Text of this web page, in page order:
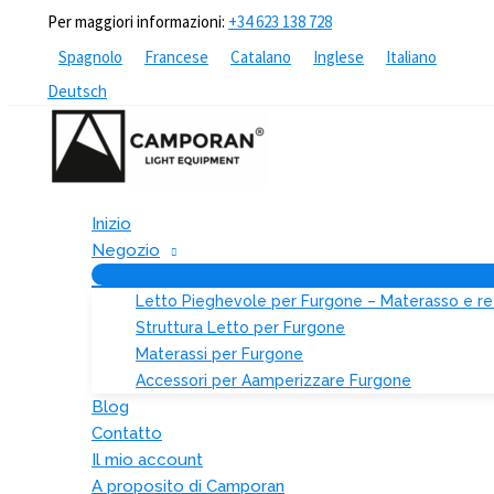
contenuto
Per maggiori informazioni: +34 623 138 728
Spagnolo
Francese Catalano Inglese
Italiano
Deutsch
Inizio
Negozio
Letto Pieghevole per Furgone – Materasso e
Struttura Letto per Furgone
Materassi per Furgone
Accessori per Aamperizzare Furgone
Blog
Contatto
Il mio account
A proposito di Camporan